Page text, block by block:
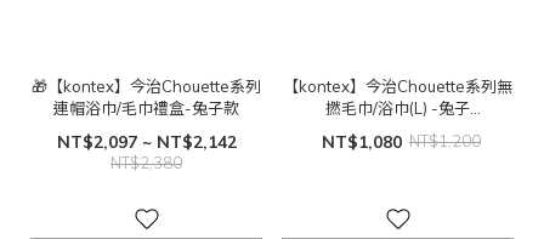
🎁【kontex】今治Chouette系列
連帽浴巾/毛巾禮盒-兔子款
NT$2,097 ~ NT$2,142
NT$2,380
【kontex】今治Chouette系列無
撚毛巾/浴巾(L) -兔子
(118x60cm)
NT$1,080 NT$1,200